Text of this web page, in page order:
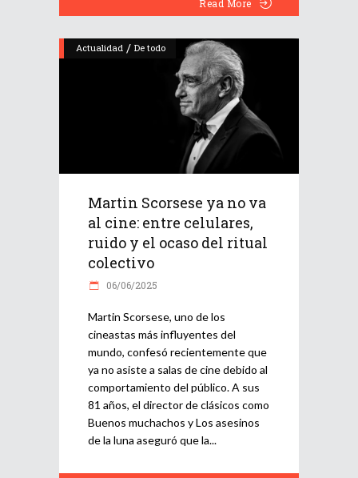
Read More
Actualidad / De todo
Martin Scorsese ya no va
al cine: entre celulares,
ruido y el ocaso del ritual
colectivo
06/06/2025
Martin Scorsese, uno de los
cineastas más influyentes del
mundo, confesó recientemente que
ya no asiste a salas de cine debido al
comportamiento del público. A sus
81 años, el director de clásicos como
Buenos muchachos y Los asesinos
de la luna aseguró que la